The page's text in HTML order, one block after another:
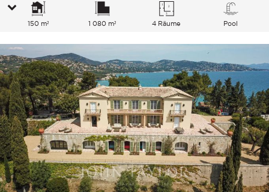
150 m² 1 080 m² 4 Räume Pool